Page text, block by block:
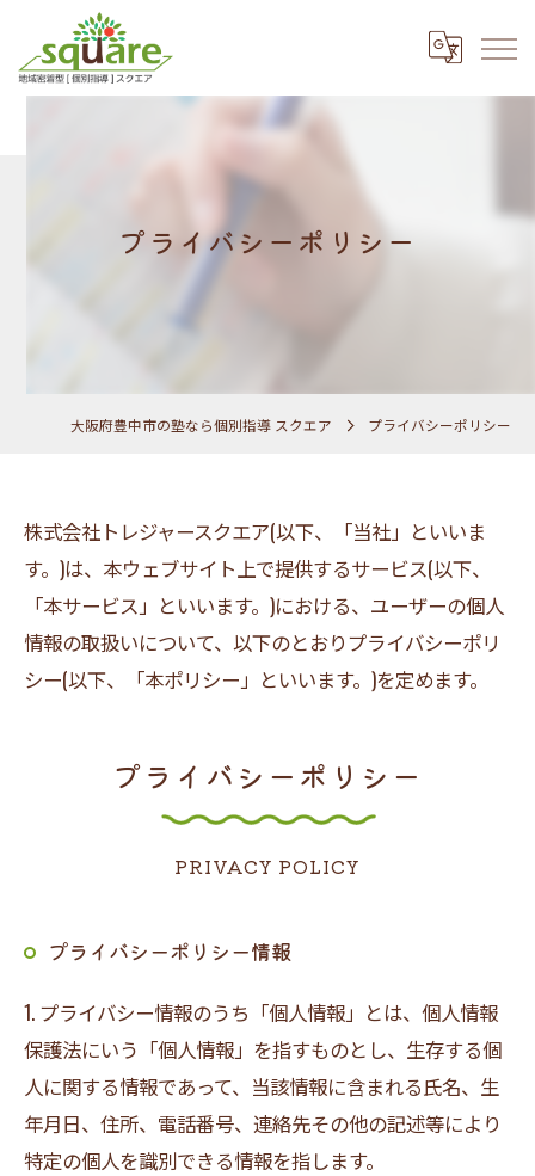
プライバシーポリシー
大阪府豊中市の塾なら個別指導 スクエア プライバシーポリシー
株式会社トレジャースクエア(以下、「当社」といいま
す。)は、本ウェブサイト上で提供するサービス(以下、
「本サービス」といいます。)における、ユーザーの個人
情報の取扱いについて、以下のとおりプライバシーポリ
シー(以下、「本ポリシー」といいます。)を定めます。
プライバシーポリシー
PRIVACY POLICY
プライバシーポリシー情報
1. プライバシー情報のうち「個人情報」とは、個人情報
保護法にいう「個人情報」を指すものとし、生存する個
人に関する情報であって、当該情報に含まれる氏名、生
年月日、住所、電話番号、連絡先その他の記述等により
特定の個人を識別できる情報を指します。